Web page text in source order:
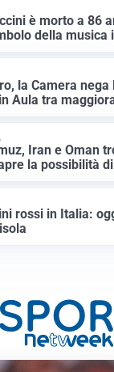
è morto a 86
della musica
la Camera nega
Aula tra
Iran e Oman
la possibilità
rossi in Italia: